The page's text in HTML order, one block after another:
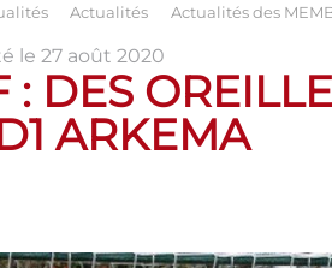
Actualités Actualités des
le 27 août 2020
: DES
ARKEMA